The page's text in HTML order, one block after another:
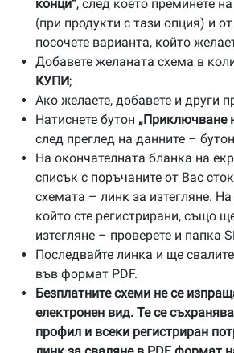
конци“, след което преминете на
(при продукти с тази опция) и
посочете варианта, който
Добавете желаната схема в
КУПИ;
Ако желаете, добавете и други
Натиснете бутон „Приключване
след преглед на данните – бутон
На окончателната бланка на
списък с поръчаните от Вас
схемата – линк за изтегляне.
който сте регистрирани, също
изтегляне – проверете и папка
Последвайте линка и ще
във формат PDF.
Безплатните схеми не се
електронен вид. Те се
профил и всеки регистриран